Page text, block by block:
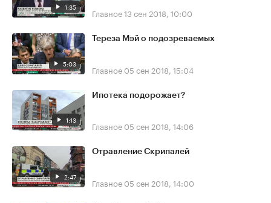
1:35 Главное13 сен 2018, 10:00
5:03
Тереза Мэй о подозреваемых
Главное 05 сен 2018, 15:04
1:13
Ипотека подорожает?
Главное 05 сен 2018, 14:06
2:47
Отравление Скрипалей
Главное 05 сен 2018, 14:00